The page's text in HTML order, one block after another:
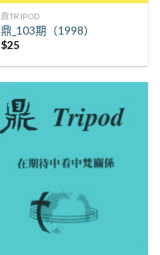
鼎TRIPOD
鼎_103期（1998）
$25